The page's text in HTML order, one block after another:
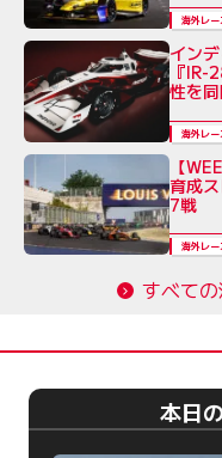
海外レー
イン
『IR-
性を
海外レー
【
育成
7戦
海外レー
すべて
本日